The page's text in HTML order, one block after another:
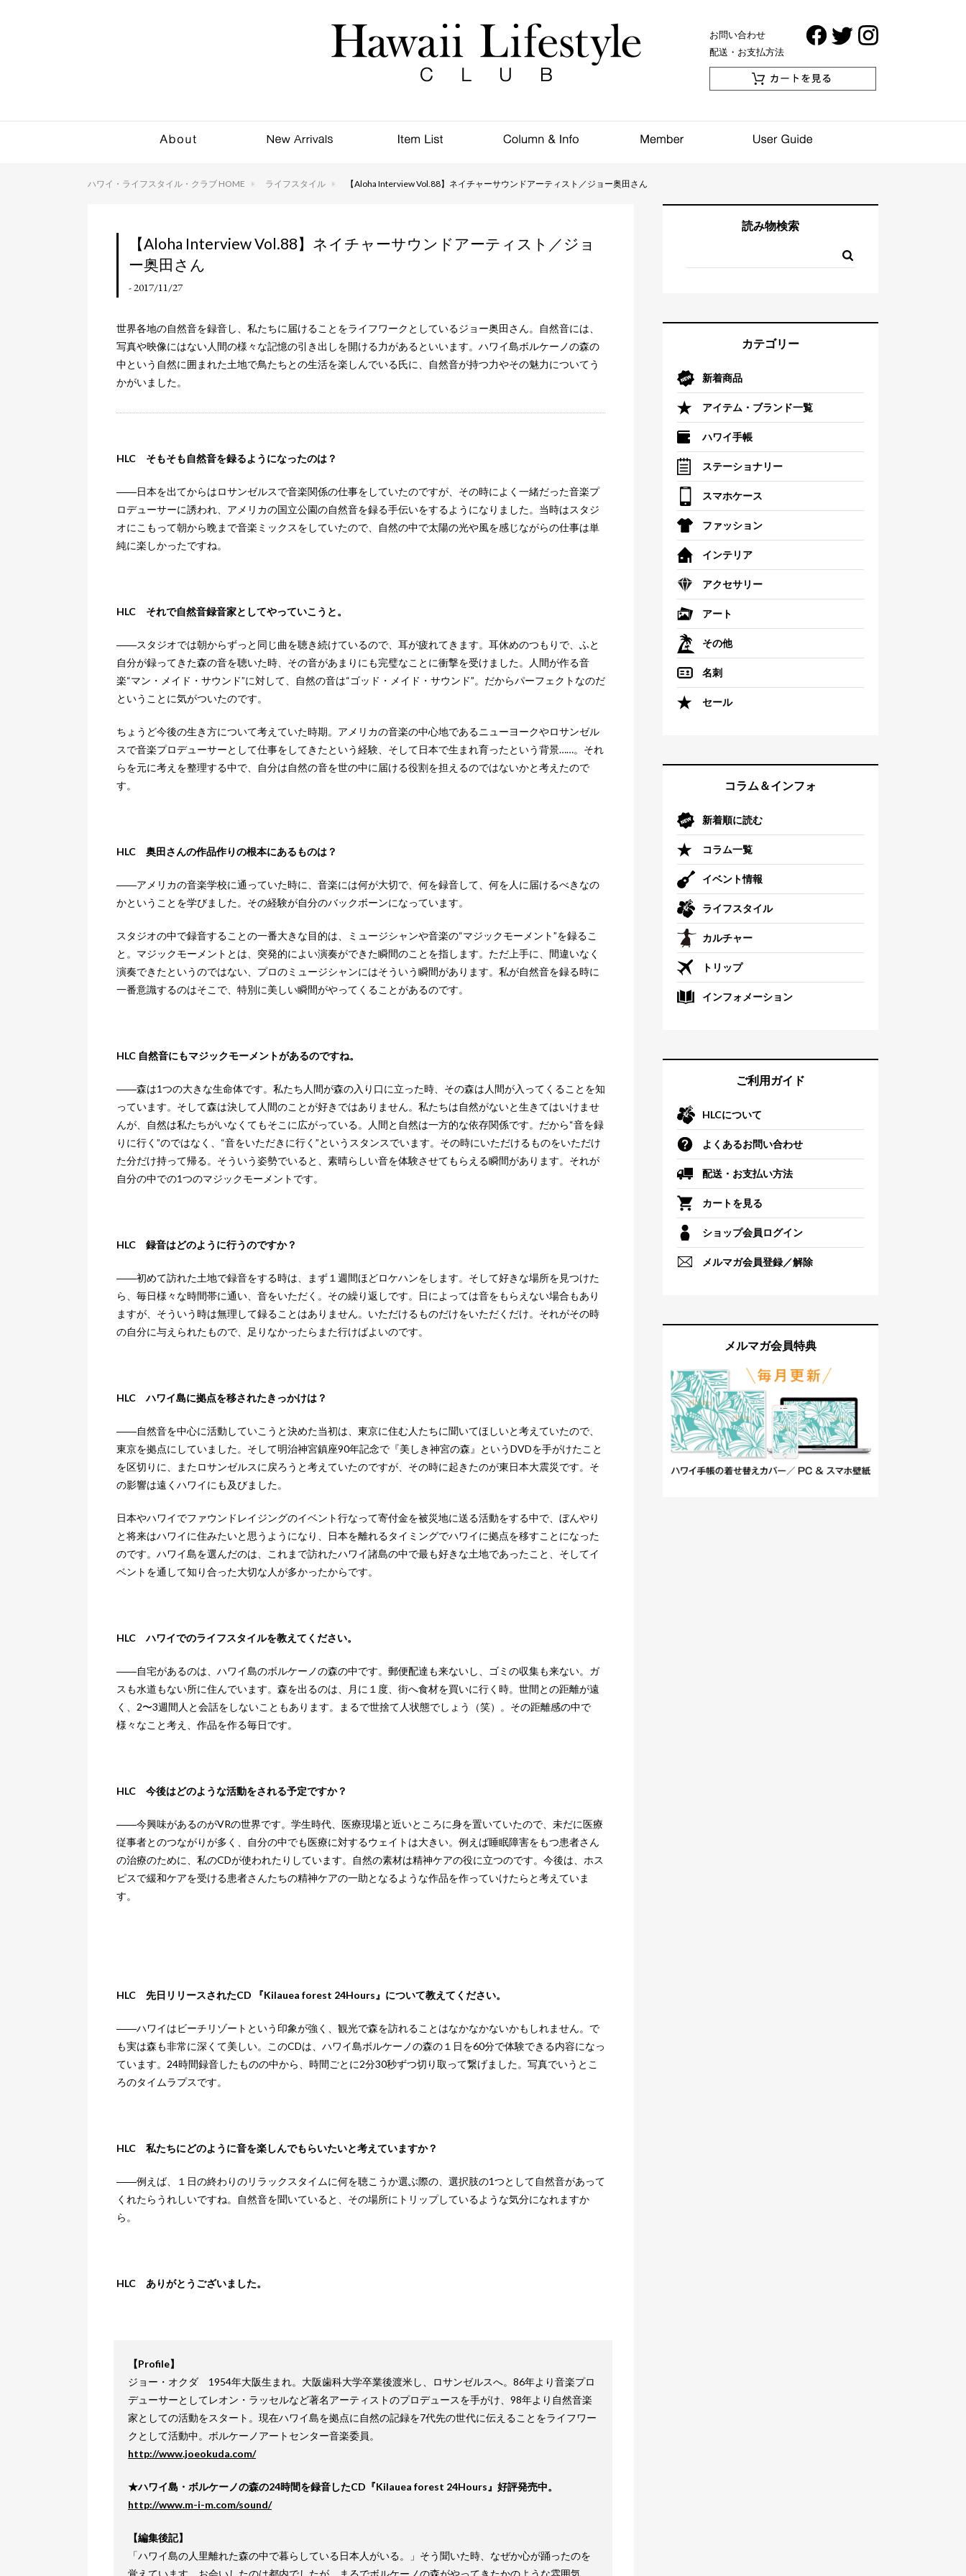
お問い合わせ
配送・お支払方法
ハワイ・ライフスタイル・クラブ HOME ライフスタイル 【Aloha Interview Vol.88】ネイチャーサウンドアーティスト／ジョー奥田さん
【Aloha Interview Vol.88】ネイチャーサウンドアーティスト／ジョ
ー奥田さん
- 2017/11/27
世界各地の自然音を録音し、私たちに届けることをライフワークとしているジョー奥田さん。自然音には、
写真や映像にはない人間の様々な記憶の引き出しを開ける力があるといいます。ハワイ島ボルケーノの森の
中という自然に囲まれた土地で鳥たちとの生活を楽しんでいる氏に、自然音が持つ力やその魅力についてう
かがいました。
HLC そもそも自然音を録るようになったのは？
――日本を出てからはロサンゼルスで音楽関係の仕事をしていたのですが、その時によく一緒だった音楽プ
ロデューサーに誘われ、アメリカの国立公園の自然音を録る手伝いをするようになりました。当時はスタジ
オにこもって朝から晩まで音楽ミックスをしていたので、自然の中で太陽の光や風を感じながらの仕事は単
純に楽しかったですね。
HLC それで自然音録音家としてやっていこうと。
――スタジオでは朝からずっと同じ曲を聴き続けているので、耳が疲れてきます。耳休めのつもりで、ふと
自分が録ってきた森の音を聴いた時、その音があまりにも完璧なことに衝撃を受けました。人間が作る音
楽“マン・メイド・サウンド”に対して、自然の音は“ゴッド・メイド・サウンド”。だからパーフェクトなのだ
ということに気がついたのです。
ちょうど今後の生き方について考えていた時期。アメリカの音楽の中心地であるニューヨークやロサンゼル
スで音楽プロデューサーとして仕事をしてきたという経験、そして日本で生まれ育ったという背景……。それ
らを元に考えを整理する中で、自分は自然の音を世の中に届ける役割を担えるのではないかと考えたので
す。
HLC 奥田さんの作品作りの根本にあるものは？
――アメリカの音楽学校に通っていた時に、音楽には何が大切で、何を録音して、何を人に届けるべきなの
かということを学びました。その経験が自分のバックボーンになっています。
スタジオの中で録音することの一番大きな目的は、ミュージシャンや音楽の“マジックモーメント”を録るこ
と。マジックモーメントとは、突発的によい演奏ができた瞬間のことを指します。ただ上手に、間違いなく
演奏できたというのではない、プロのミュージシャンにはそういう瞬間があります。私が自然音を録る時に
一番意識するのはそこで、特別に美しい瞬間がやってくることがあるのです。
HLC 自然音にもマジックモーメントがあるのですね。
――森は1つの大きな生命体です。私たち人間が森の入り口に立った時、その森は人間が入ってくることを知
っています。そして森は決して人間のことが好きではありません。私たちは自然がないと生きてはいけませ
んが、自然は私たちがいなくてもそこに広がっている。人間と自然は一方的な依存関係です。だから“音を録
りに行く”のではなく、“音をいただきに行く”というスタンスでいます。その時にいただけるものをいただけ
た分だけ持って帰る。そういう姿勢でいると、素晴らしい音を体験させてもらえる瞬間があります。それが
自分の中での1つのマジックモーメントです。
HLC 録音はどのように行うのですか？
――初めて訪れた土地で録音をする時は、まず１週間ほどロケハンをします。そして好きな場所を見つけた
ら、毎日様々な時間帯に通い、音をいただく。その繰り返しです。日によっては音をもらえない場合もあり
ますが、そういう時は無理して録ることはありません。いただけるものだけをいただくだけ。それがその時
の自分に与えられたもので、足りなかったらまた行けばよいのです。
HLC ハワイ島に拠点を移されたきっかけは？
――自然音を中心に活動していこうと決めた当初は、東京に住む人たちに聞いてほしいと考えていたので、
東京を拠点にしていました。そして明治神宮鎮座90年記念で『美しき神宮の森』というDVDを手がけたこと
を区切りに、またロサンゼルスに戻ろうと考えていたのですが、その時に起きたのが東日本大震災です。そ
の影響は遠くハワイにも及びました。
日本やハワイでファウンドレイジングのイベント行なって寄付金を被災地に送る活動をする中で、ぼんやり
と将来はハワイに住みたいと思うようになり、日本を離れるタイミングでハワイに拠点を移すことになった
のです。ハワイ島を選んだのは、これまで訪れたハワイ諸島の中で最も好きな土地であったこと、そしてイ
ベントを通して知り合った大切な人が多かったからです。
HLC ハワイでのライフスタイルを教えてください。
――自宅があるのは、ハワイ島のボルケーノの森の中です。郵便配達も来ないし、ゴミの収集も来ない。ガ
スも水道もない所に住んでいます。森を出るのは、月に１度、街へ食材を買いに行く時。世間との距離が遠
く、2〜3週間人と会話をしないこともあります。まるで世捨て人状態でしょう（笑）。その距離感の中で
様々なこと考え、作品を作る毎日です。
HLC 今後はどのような活動をされる予定ですか？
――今興味があるのがVRの世界です。学生時代、医療現場と近いところに身を置いていたので、未だに医療
従事者とのつながりが多く、自分の中でも医療に対するウェイトは大きい。例えば睡眠障害をもつ患者さん
の治療のために、私のCDが使われたりしています。自然の素材は精神ケアの役に立つのです。今後は、ホス
ピスで緩和ケアを受ける患者さんたちの精神ケアの一助となるような作品を作っていけたらと考えていま
す。
HLC 先日リリースされたCD 『Kilauea forest 24Hours』について教えてください。
――ハワイはビーチリゾートという印象が強く、観光で森を訪れることはなかなかないかもしれません。で
も実は森も非常に深くて美しい。このCDは、ハワイ島ボルケーノの森の１日を60分で体験できる内容になっ
ています。24時間録音したものの中から、時間ごとに2分30秒ずつ切り取って繋げました。写真でいうとこ
ろのタイムラプスです。
HLC 私たちにどのように音を楽しんでもらいたいと考えていますか？
――例えば、１日の終わりのリラックスタイムに何を聴こうか選ぶ際の、選択肢の1つとして自然音があって
くれたらうれしいですね。自然音を聞いていると、その場所にトリップしているような気分になれますか
ら。
HLC ありがとうございました。
【Profile】
ジョー・オクダ 1954年大阪生まれ。大阪歯科大学卒業後渡米し、ロサンゼルスへ。86年より音楽プロ
デューサーとしてレオン・ラッセルなど著名アーティストのプロデュースを手がけ、98年より自然音楽
家としての活動をスタート。現在ハワイ島を拠点に自然の記録を7代先の世代に伝えることをライフワー
クとして活動中。ボルケーノアートセンター音楽委員。
http://www.joeokuda.com/
★ハワイ島・ボルケーノの森の24時間を録音したCD『Kilauea forest 24Hours』好評発売中。
http://www.m-i-m.com/sound/
【編集後記】
「ハワイ島の人里離れた森の中で暮らしている日本人がいる。」そう聞いた時、なぜか心が踊ったのを
覚えています。お会いしたのは都内でしたが、まるでボルケーノの森がやってきたかのような雰囲気。
読み物検索
カテゴリー
新着商品
アイテム・ブランド一覧
ハワイ手帳
ステーショナリー
スマホケース
ファッション
インテリア
アクセサリー
アート
その他
名刺
セール
コラム＆インフォ
新着順に読む
コラム一覧
イベント情報
ライフスタイル
カルチャー
トリップ
インフォメーション
ご利用ガイド
HLCについて
よくあるお問い合わせ
配送・お支払い方法
カートを見る
ショップ会員ログイン
メルマガ会員登録／解除
メルマガ会員特典